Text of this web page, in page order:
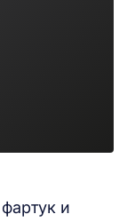
и